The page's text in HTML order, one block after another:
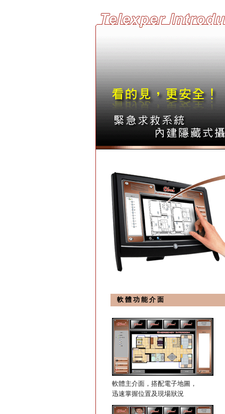
軟 體 功 能 介 面
軟體主介面，搭配電子地圖，
迅速掌握位置及現場狀況